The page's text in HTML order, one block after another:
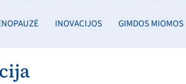
INOVACIJOS GIMDOS MIOMOS